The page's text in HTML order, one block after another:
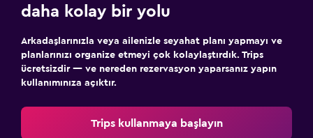
daha kolay bir yolu
Arkadaşlarınızla veya ailenizle seyahat planı yapmayı ve
planlarınızı organize etmeyi çok kolaylaştırdık. Trips
ücretsizdir — ve nereden rezervasyon yaparsanız yapın
kullanımınıza açıktır.
Trips kullanmaya başlayın